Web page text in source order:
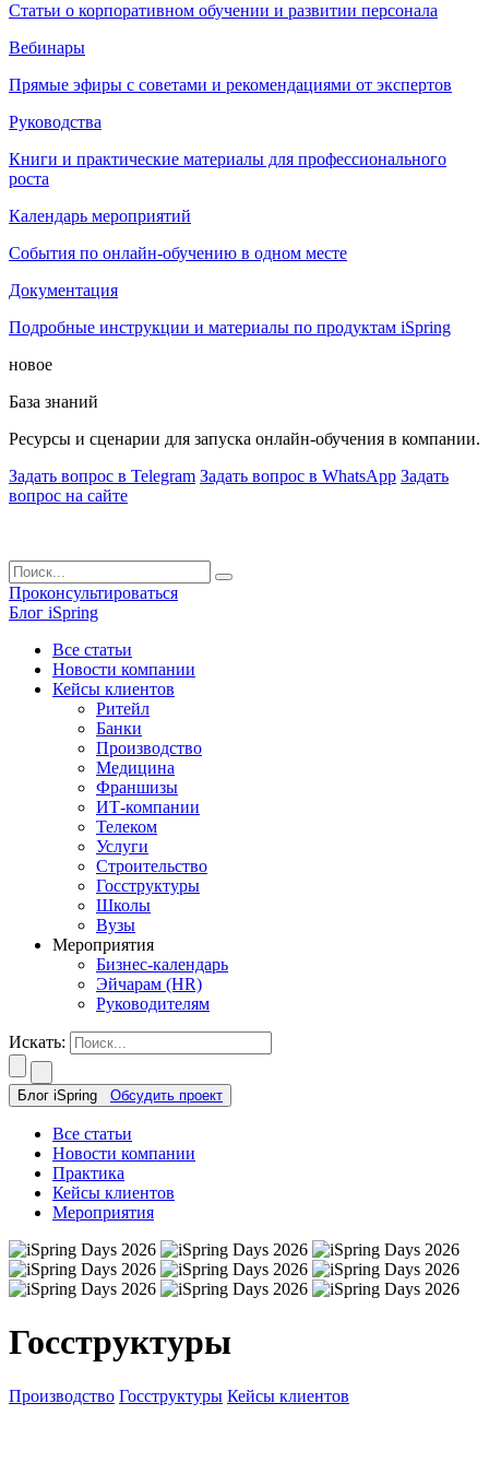
Статьи о корпоративном обучении и развитии персонала
Вебинары
Прямые эфиры с советами и рекомендациями от экспертов
Руководства
Книги и практические материалы для профессионального
роста
Календарь мероприятий
События по онлайн-обучению в одном месте
Документация
Подробные инструкции и материалы по продуктам iSpring
новое
База знаний
Ресурсы и сценарии для запуска онлайн-обучения в компании.
Задать вопрос в Telegram Задать вопрос в WhatsApp Задать
вопрос на сайте
Проконсультироваться
Блог iSpring
Все статьи
Новости компании
Кейсы клиентов
Ритейл
Банки
Производство
Медицина
Франшизы
ИТ-компании
Телеком
Услуги
Строительство
Госструктуры
Школы
Вузы
Мероприятия
Бизнес-календарь
Эйчарам (HR)
Руководителям
Искать:
Блог iSpring Обсудить проект
Все статьи
Новости компании
Практика
Кейсы клиентов
Мероприятия
Госструктуры
Производство Госструктуры Кейсы клиентов